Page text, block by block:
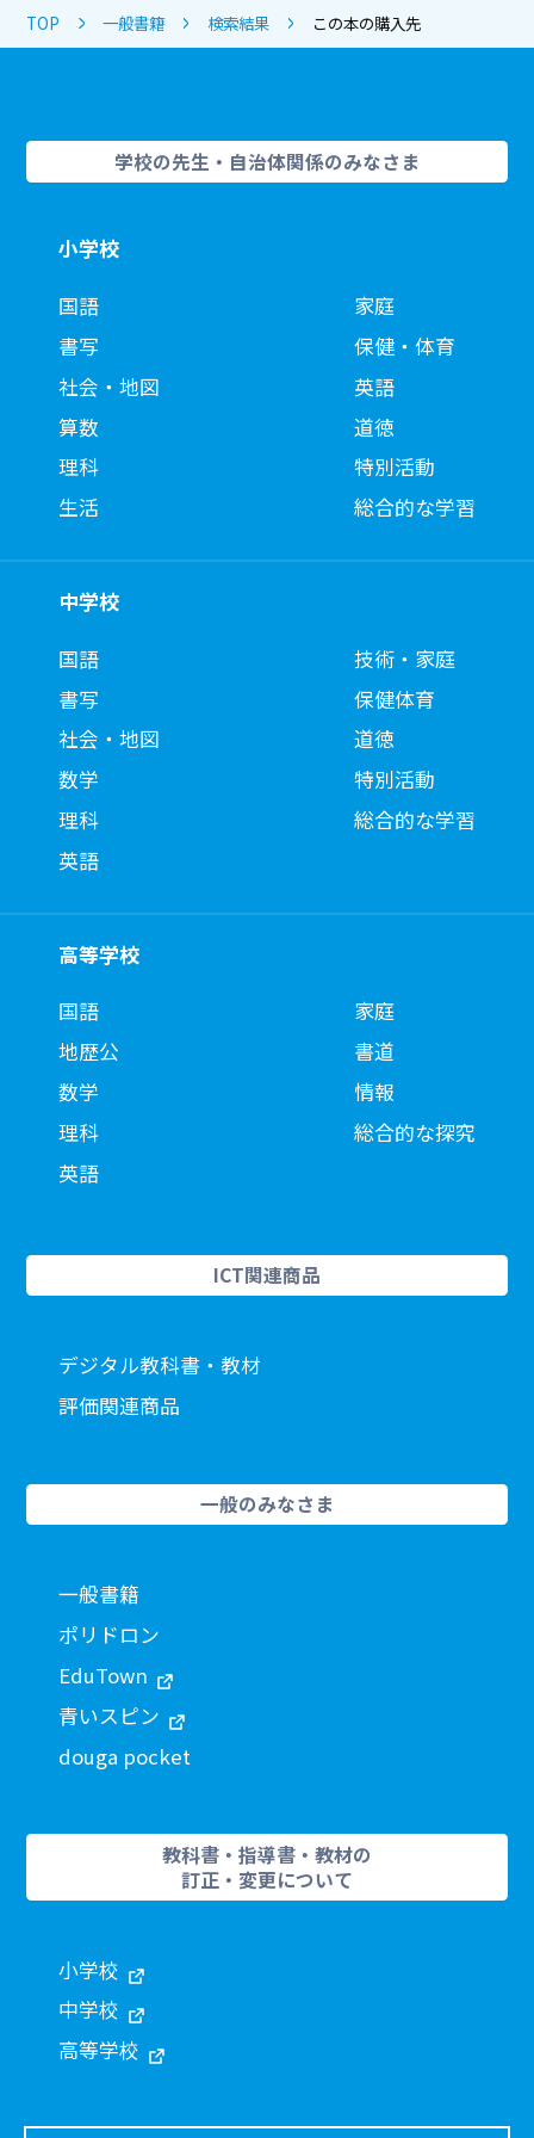
TOP 一般書籍 検索結果 この本の購入先
学校の先生・自治体関係のみなさま
小学校
国語
書写
社会・地図
算数
理科
生活
家庭
保健・体育
英語
道徳
特別活動
総合的な学習
中学校
国語
書写
社会・地図
数学
理科
英語
技術・家庭
保健体育
道徳
特別活動
総合的な学習
高等学校
国語
地歴公
数学
理科
英語
家庭
書道
情報
総合的な探究
ICT関連商品
デジタル教科書・教材
評価関連商品
一般のみなさま
一般書籍
ポリドロン
EduTown
青いスピン
douga pocket
教科書・指導書・教材の
訂正・変更について
小学校
中学校
高等学校